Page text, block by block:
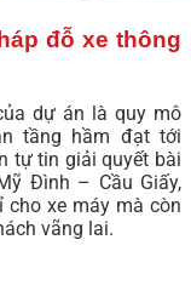
đỗ xe thông
dự án là quy mô
tầng hầm đạt tới
tự tin giải quyết bài
Đình – Cầu Giấy,
cho xe máy mà còn
vãng lai.